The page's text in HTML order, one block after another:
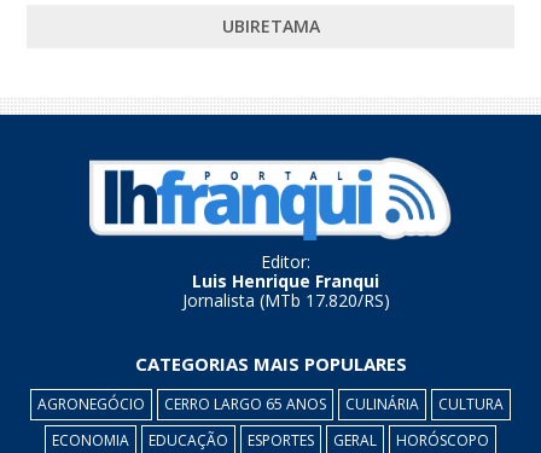
UBIRETAMA
Editor:
Luis Henrique Franqui
Jornalista (MTb 17.820/RS)
CATEGORIAS MAIS POPULARES
AGRONEGÓCIO CERRO LARGO 65 ANOS CULINÁRIA
CULTURA
ECONOMIA
EDUCAÇÃO ESPORTES GERAL HORÓSCOPO